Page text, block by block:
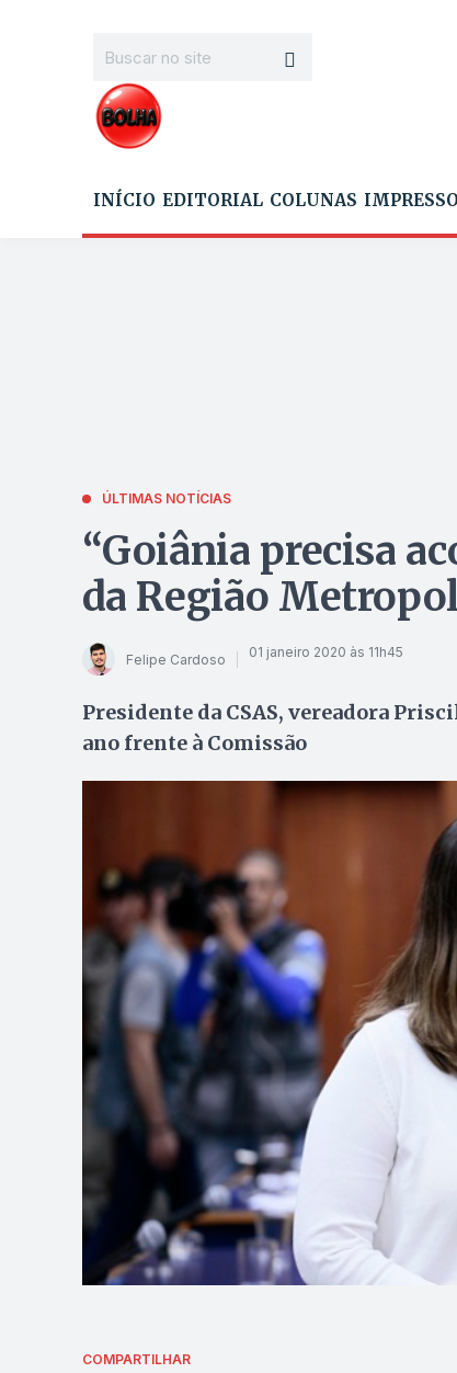
INÍCIO EDITORIAL COLUNAS IMPRESSO
ÚLTIMAS NOTÍCIAS
“Goiânia precisa
da Região
Felipe Cardoso 01 janeiro 2020 às 11h45
Presidente da CSAS, vereadora
ano frente à Comissão
COMPARTILHAR